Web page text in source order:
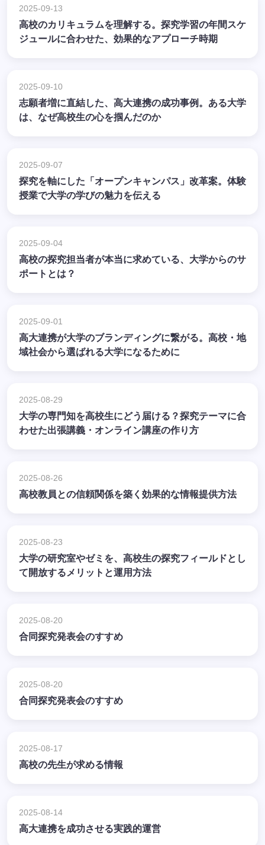
2025-09-13
高校のカリキュラムを理解する。探究学習の年間スケ
ジュールに合わせた、効果的なアプローチ時期
2025-09-10
志願者増に直結した、高大連携の成功事例。ある大学
は、なぜ高校生の心を掴んだのか
2025-09-07
探究を軸にした「オープンキャンパス」改革案。体験
授業で大学の学びの魅力を伝える
2025-09-04
高校の探究担当者が本当に求めている、大学からのサ
ポートとは？
2025-09-01
高大連携が大学のブランディングに繋がる。高校・地
域社会から選ばれる大学になるために
2025-08-29
大学の専門知を高校生にどう届ける？探究テーマに合
わせた出張講義・オンライン講座の作り方
2025-08-26
高校教員との信頼関係を築く効果的な情報提供方法
2025-08-23
大学の研究室やゼミを、高校生の探究フィールドとし
て開放するメリットと運用方法
2025-08-20
合同探究発表会のすすめ
2025-08-20
合同探究発表会のすすめ
2025-08-17
高校の先生が求める情報
2025-08-14
高大連携を成功させる実践的運営